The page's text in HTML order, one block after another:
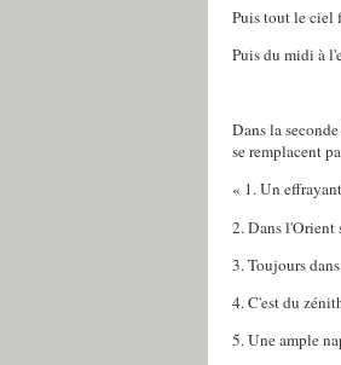
Puis tout le ciel
Puis du midi à
Dans la
se remplacent
« 1. Un
2. Dans l'Orient
3. Toujours
4. C'est du
5. Une ample